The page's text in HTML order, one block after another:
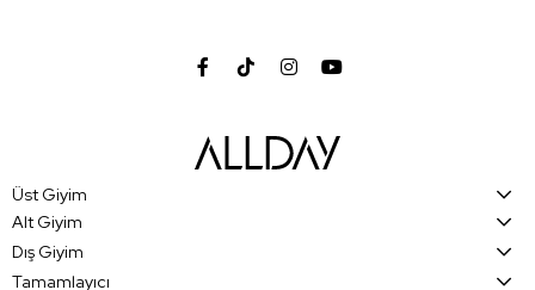
Üst Giyim
Alt Giyim
Dış Giyim
Tamamlayıcı